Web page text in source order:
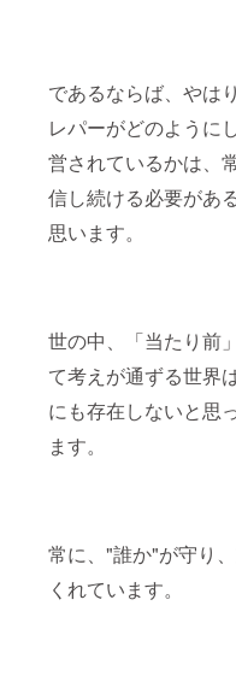
であるならば、やは
レパーがどのように
営されているかは、
信し続ける必要があ
思います。
世の中、「当たり前
て考えが通ずる世界
にも存在しないと思
ます。
常に、"誰か"が守り
くれています。